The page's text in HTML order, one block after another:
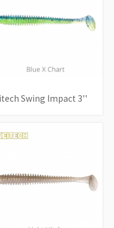
Swing Impact 3''